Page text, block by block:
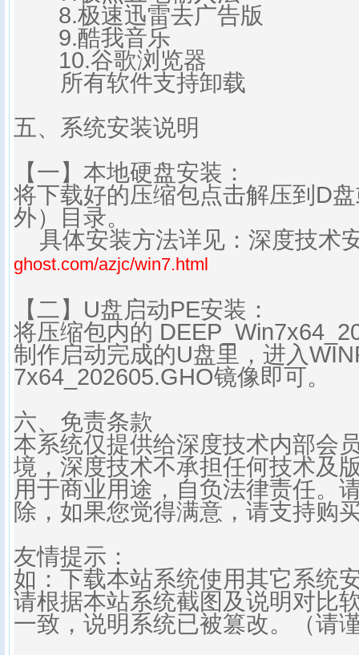
8.极速迅雷去广告版
9.酷我音乐
10.谷歌浏览器
所有软件支持卸载
五、系统安装说明
【一】本地硬盘安装：
将下载好的压缩包点击解压到D
外）目录。
具体安装方法详见：深度技术
ghost.com/azjc/win7.html
【二】U盘启动PE安装：
将压缩包内的
制作启动完成的U盘里，进入
7x64_202605.GHO镜像即可。
六、免责条款
本系统仅提供给深度技术内部会
境，深度技术不承担任何技术及
用于商业用途，自负法律责任。
除，如果您觉得满意，请支持购
友情提示：
如：下载本站系统使用其它系统
请根据本站系统截图及说明对比
一致，说明系统已被篡改。（请